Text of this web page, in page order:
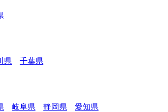
県 千葉県
岐阜県 静岡県 愛知県